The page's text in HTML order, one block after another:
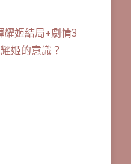
姬結局+劇情3
姬的意識？